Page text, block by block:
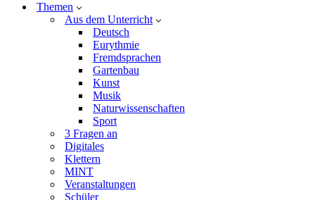
Themen
Aus dem Unterricht
Deutsch
Eurythmie
Fremdsprachen
Gartenbau
Kunst
Musik
Naturwissenschaften
Sport
3 Fragen an
Digitales
Klettern
MINT
Veranstaltungen
Schüler